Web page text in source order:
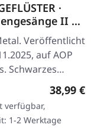
·
II |
Veröffentlicht
auf AOP
Schwarzes
Vinyl im Gatefold-
Gemischt und
von Markus
38,99 €
verfügbar,
1-2 Werktage